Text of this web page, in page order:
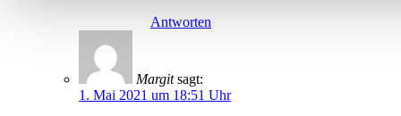
Antworten
Margit sagt:
1. Mai 2021 um 18:51 Uhr